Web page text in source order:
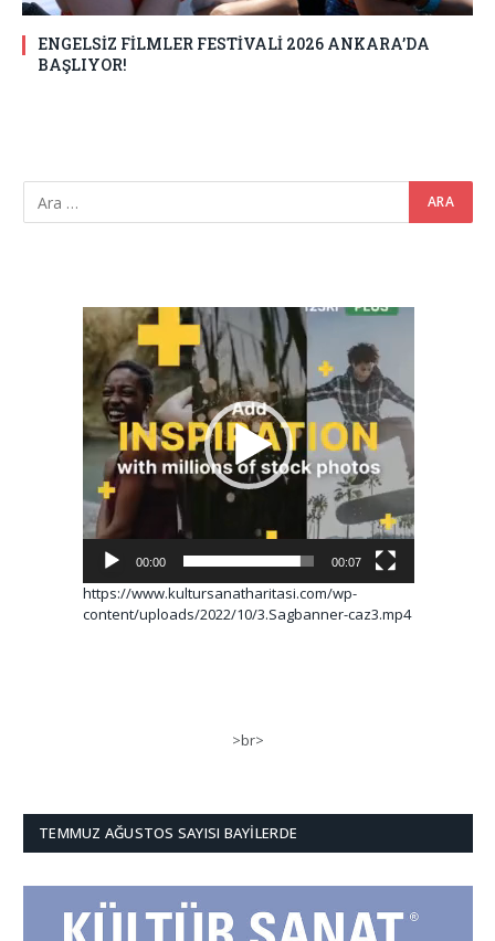
ENGELSİZ FİLMLER FESTİVALİ 2026 ANKARA’DA
BAŞLIYOR!
Video
oynatıcı
00:00 00:07
https://www.kultursanatharitasi.com/wp-
content/uploads/2022/10/3.Sagbanner-caz3.mp4
>br>
TEMMUZ AĞUSTOS SAYISI BAYILERDE